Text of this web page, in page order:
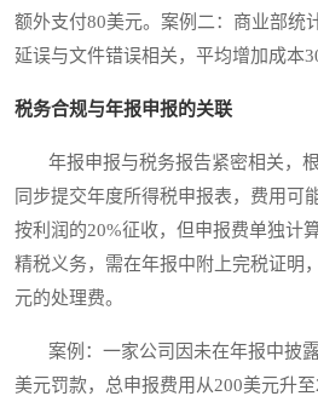
额外支付80美元。案例二：商业部统
延误与文件错误相关，平均增加成本
税务合规与年报申报的关联
年报申报与税务报告紧密相关，根
同步提交年度所得税申报表，费用可
按利润的20%征收，但申报费单独计
精税义务，需在年报中附上完税证明
元的处理费。
案例：一家公司因未在年报中披露
美元罚款，总申报费用从200美元升至